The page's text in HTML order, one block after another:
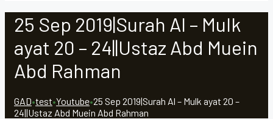
25 Sep 2019|Surah Al – Mulk
ayat 20 – 24||Ustaz Abd Muein
Abd Rahman
GAD•test•Youtube•25 Sep 2019|Surah Al – Mulk ayat 20 –
24||Ustaz Abd Muein Abd Rahman